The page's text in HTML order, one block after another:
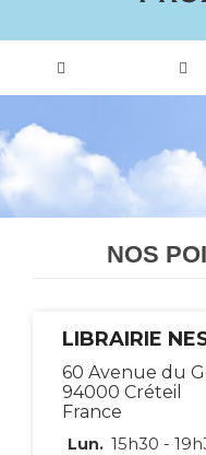
NOS
LIBRAIRIE
60 Avenue du
94000 Créteil
France
Lun. 15h30 -